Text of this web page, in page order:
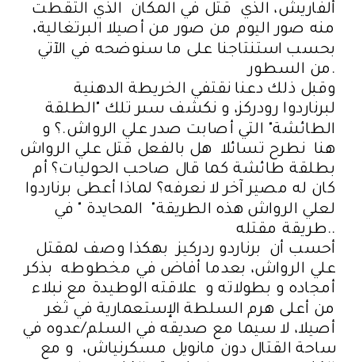
ألفاريش، الذي قتل في المكان الذي التقطت
منه صور اليوم من صور من أصيلا البرتغالية،
بحسب استنتاجنا على ما سنوضحه في الآتي
من السطور.
وقبل ذلك دعنا نقتفي الخريطة الدهنية
لبرناردوا رودركز، و نكشف سىر تلك "الطلقة
الطائشة" التي أصابت صدر علي الرواش.؟ و
هنا نطرح تسائلا هل بالفعل قتل علي الرواش
بطلقة طائشة كما قال صاحب الحوليات؟ أم
كان له مصير آخر لا نعرفه؟ لماذا أعطى برناردوا
لعلي الرواش هذه الطريقة" المحايدة " في
طريقة مقتله..
أحسب أن برناردو ردركيز بهكذا وصف لمقتل
علي الرواش، بعدما أفاض في مخطوطه بذكر
أمجاده و بطولاته و علاقته الوطيدة مع نبلاء
من أعلى هرم السلطة الإستعمارية في ثغر
أصيلا، لا سيما مع صديقه في السلم/عدوه في
ساحة القتال دون مانويل مسكرنياش، و مع